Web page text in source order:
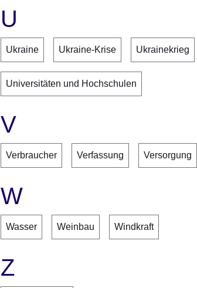
U
Ukraine Ukraine-Krise Ukrainekrieg
Universitäten und Hochschulen
V
Verbraucher Verfassung Versorgung
W
Wasser Weinbau Windkraft
Z